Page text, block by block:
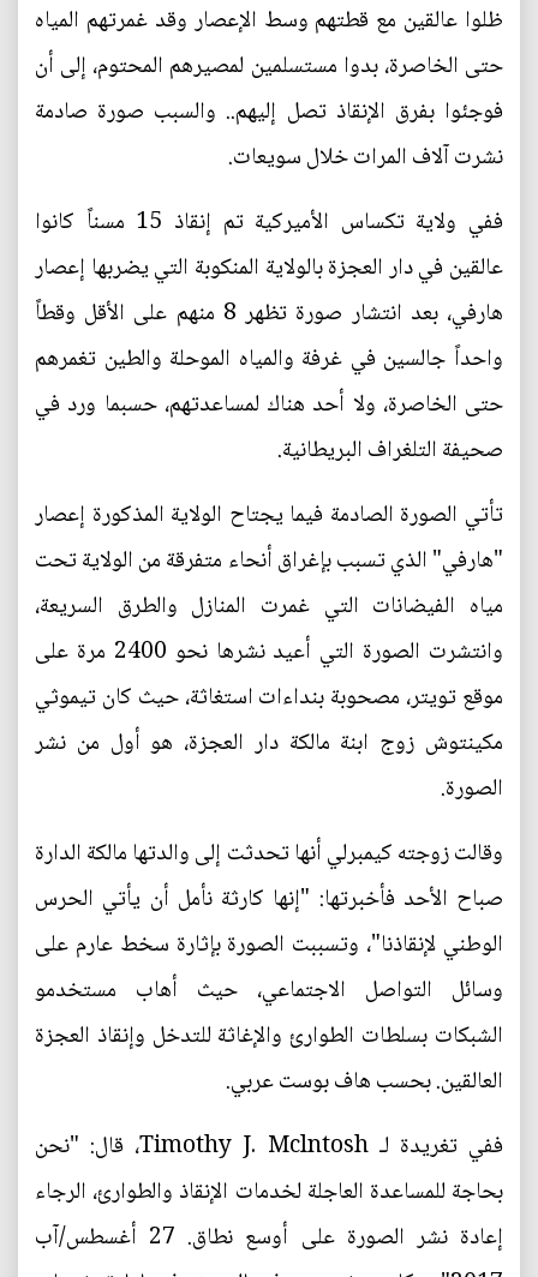
ظلوا عالقين مع قطتهم وسط الإعصار وقد غمرتهم المياه
حتى الخاصرة، بدوا مستسلمين لمصيرهم المحتوم، إلى أن
فوجئوا بفرق الإنقاذ تصل إليهم.. والسبب صورة صادمة
نشرت آلاف المرات خلال سويعات.
ففي ولاية تكساس الأميركية تم إنقاذ 15 مسناً كانوا
عالقين في دار العجزة بالولاية المنكوبة التي يضربها إعصار
هارفي، بعد انتشار صورة تظهر 8 منهم على الأقل وقطاً
واحداً جالسين في غرفة والمياه الموحلة والطين تغمرهم
حتى الخاصرة، ولا أحد هناك لمساعدتهم، حسبما ورد في
صحيفة التلغراف البريطانية.
تأتي الصورة الصادمة فيما يجتاح الولاية المذكورة إعصار
"هارفي" الذي تسبب بإغراق أنحاء متفرقة من الولاية تحت
مياه الفيضانات التي غمرت المنازل والطرق السريعة،
وانتشرت الصورة التي أعيد نشرها نحو 2400 مرة على
موقع تويتر، مصحوبة بنداءات استغاثة، حيث كان تيموثي
مكينتوش زوج ابنة مالكة دار العجزة، هو أول من نشر
الصورة.
وقالت زوجته كيمبرلي أنها تحدثت إلى والدتها مالكة الدارة
صباح الأحد فأخبرتها: "إنها كارثة نأمل أن يأتي الحرس
الوطني لإنقاذنا"، وتسببت الصورة بإثارة سخط عارم على
وسائل التواصل الاجتماعي، حيث أهاب مستخدمو
الشبكات بسلطات الطوارئ والإغاثة للتدخل وإنقاذ العجزة
العالقين. بحسب هاف بوست عربي.
ففي تغريدة لـ Timothy J. Mclntosh، قال: "نحن
بحاجة للمساعدة العاجلة لخدمات الإنقاذ والطوارئ، الرجاء
إعادة نشر الصورة على أوسع نطاق. 27 أغسطس/آب